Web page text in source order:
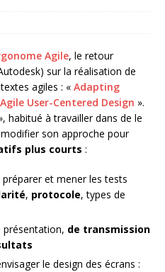
Agile, le retour
sur la réalisation de
agiles : « Adapting
User-Centered Design ».
habitué à travailler dans de le
son approche pour
plus courts :
et mener les tests
, protocole, types de
de transmission
le design des écrans :